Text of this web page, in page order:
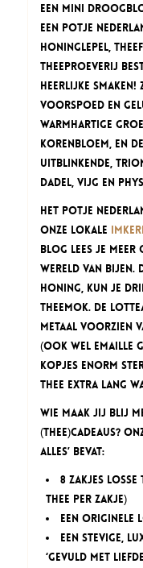
een mini
een potje
honinglepel,
theeproeverij
heerlijke smaken!
Voorspoed en
warmhartige
korenbloem, en
uitblinkende,
dadel, vijg en
Het potje
onze lokale
blog lees je meer
wereld van bijen.
honing, kun je
Theemok. De
metaal voorzien
(ook wel emaille
kopjes enorm
thee extra lang
Wie maak jij blij
(thee)cadeaus?
alles’ bevat:
8 zakjes
thee per zakje)
een originele
een stevige,
‘Gevuld met